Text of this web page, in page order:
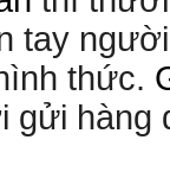
tay
thức.
gửi hàng